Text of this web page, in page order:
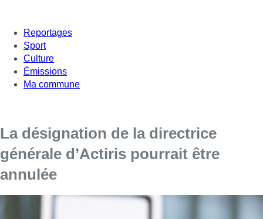
Reportages
Sport
Culture
Émissions
Ma commune
La désignation de la directrice
générale d’Actiris pourrait être
annulée